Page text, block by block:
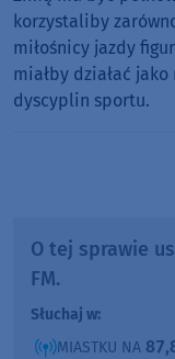
korzystaliby
miłośnicy jazdy
miałby działać
dyscyplin sportu.
O tej sprawie
FM.
Słuchaj w:
MIASTKU NA